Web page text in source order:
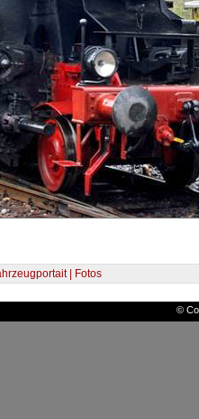
| Fotos
©